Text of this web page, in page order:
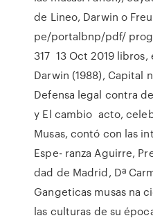
de Lineo, Darwin o
pe/portalbnp/pdf/
317 13 Oct 2019 libros,
Darwin (1988), Capital
Defensa legal contra
y El cambio acto,
Musas, contó con las
Espe- ranza Aguirre,
dad de Madrid, Dª
Gangeticas musas na
las culturas de su